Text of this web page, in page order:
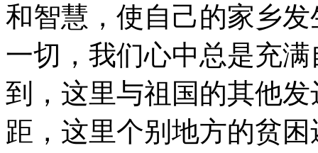
和智慧，使自己的家乡
一切，我们心中总是充
到，这里与祖国的其他
距，这里个别地方的贫